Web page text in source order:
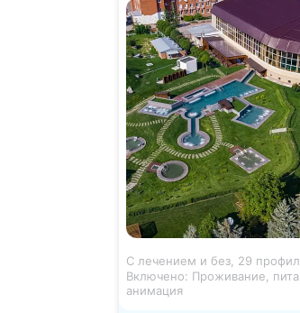
С лечением и без, 29
Включено: Проживание,
анимация